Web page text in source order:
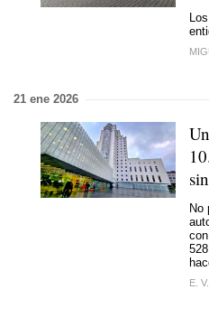
21 ene 2026
No
E.